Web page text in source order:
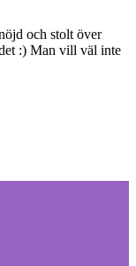
och stolt över
:) Man vill väl inte